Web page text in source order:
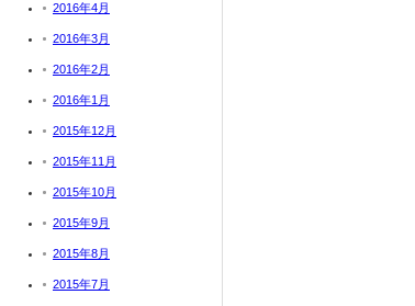
2016年4月
2016年3月
2016年2月
2016年1月
2015年12月
2015年11月
2015年10月
2015年9月
2015年8月
2015年7月